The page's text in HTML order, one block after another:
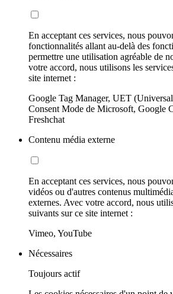
En acceptant ces services, nous
fonctionnalités allant au-delà des
permettre une utilisation agréable de
votre accord, nous utilisons les
site internet :
Google Tag Manager, UET
Consent Mode de Microsoft, Google
Freshchat
Contenu média externe
En acceptant ces services, nous
vidéos ou d'autres contenus
externes. Avec votre accord, nous
suivants sur ce site internet :
Vimeo, YouTube
Nécessaires
Toujours actif